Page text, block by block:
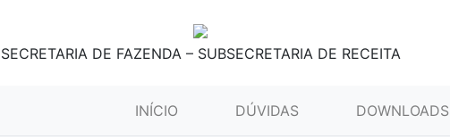
SECRETARIA DE FAZENDA – SUBSECRETARIA DE RECEITA
INÍCIO (CURRENT)DÚVIDAS DOWNLOADS